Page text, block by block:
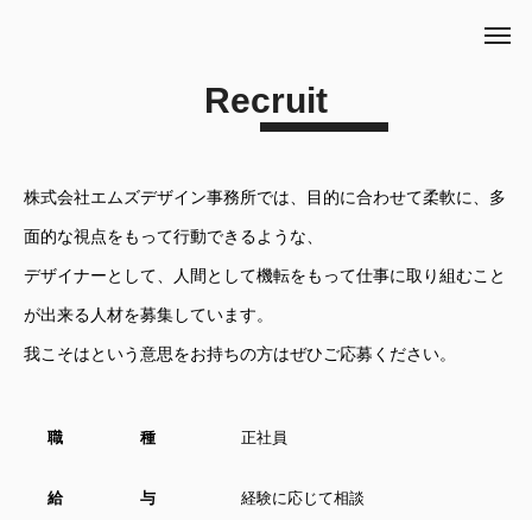
Recruit
株式会社エムズデザイン事務所では、目的に合わせて柔軟に、多
面的な視点をもって行動できるような、
デザイナーとして、人間として機転をもって仕事に取り組むこと
が出来る人材を募集しています。
我こそはという意思をお持ちの方はぜひご応募ください。
職 種 正社員
給 与 経験に応じて相談